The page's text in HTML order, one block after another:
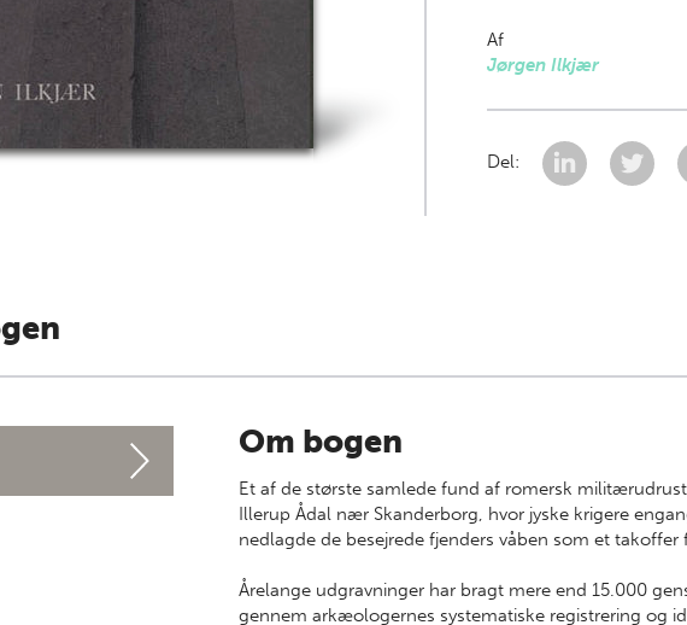
Af
Jørgen Ilkjær
Del:
Om bogen
Et af de største samlede fund af romersk
Illerup Ådal nær Skanderborg, hvor jyske krigere
nedlagde de besejrede fjenders våben som et takoffer
Årelange udgravninger har bragt mere end 15.000
gennem arkæologernes systematiske registrering og